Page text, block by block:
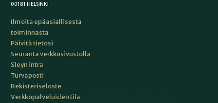
00181 HELSINKI
Ilmoita epäasiallisesta
toiminnasta
Päivitä tietosi
Seuranta verkkosivustolla
Sleyn intra
Turvaposti
Rekisteriseloste
Verkkopalveluiden tila